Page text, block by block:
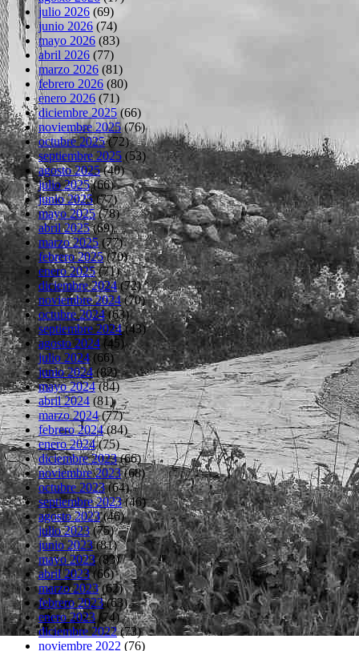
julio 2026 (69)
junio 2026 (74)
mayo 2026 (83)
abril 2026 (77)
marzo 2026 (81)
febrero 2026 (80)
enero 2026 (71)
diciembre 2025(66)
noviembre 2025(76)
octubre 2025(72)
septiembre 2025(53)
agosto 2025(40)
julio 2025(66)
junio 2025(77)
mayo 2025(78)
abril 2025(69)
marzo 2025(77)
febrero 2025(70)
enero 2025(71)
diciembre 2024(72)
noviembre 2024(70)
octubre 2024(63)
septiembre 2024(43)
agosto 2024(45)
julio 2024(66)
junio 2024(82)
mayo 2024(84)
abril 2024(81)
marzo 2024(77)
febrero 2024(84)
enero 2024(75)
diciembre 2023(66)
noviembre 2023(68)
octubre 2023(64)
septiembre 2023(46)
agosto 2023(46)
julio 2023(75)
junio 2023(81)
mayo 2023(83)
abril 2023(66)
marzo 2023(62)
febrero 2023(63)
enero 2023(74)
diciembre 2022(73)
noviembre 2022 (76)